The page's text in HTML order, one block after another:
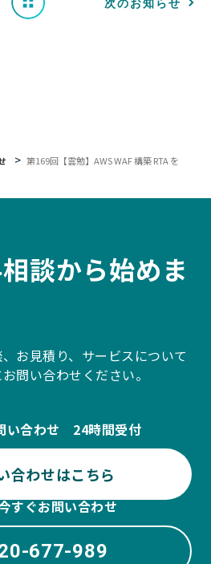
次のお知らせ
第169回【雲勉】AWS WAF 構築 RTA を
談から始めま
お見積り、サービスについて
問い合わせください。
い合わせ 24時間受付
合わせはこちら
すぐお問い合わせ
677-989